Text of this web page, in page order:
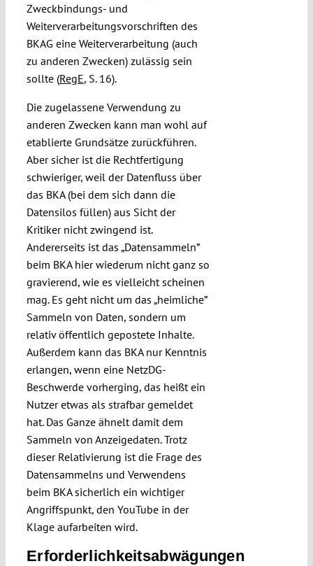
Zweckbindungs- und
Weiterverarbeitungsvorschriften des
BKAG eine Weiterverarbeitung (auch
zu anderen Zwecken) zulässig sein
sollte (RegE, S. 16).
Die zugelassene Verwendung zu
anderen Zwecken kann man wohl auf
etablierte Grundsätze zurückführen.
Aber sicher ist die Rechtfertigung
schwieriger, weil der Datenfluss über
das BKA (bei dem sich dann die
Datensilos füllen) aus Sicht der
Kritiker nicht zwingend ist.
Andererseits ist das „Datensammeln”
beim BKA hier wiederum nicht ganz so
gravierend, wie es vielleicht scheinen
mag. Es geht nicht um das „heimliche”
Sammeln von Daten, sondern um
relativ öffentlich gepostete Inhalte.
Außerdem kann das BKA nur Kenntnis
erlangen, wenn eine NetzDG-
Beschwerde vorherging, das heißt ein
Nutzer etwas als strafbar gemeldet
hat. Das Ganze ähnelt damit dem
Sammeln von Anzeigedaten. Trotz
dieser Relativierung ist die Frage des
Datensammelns und Verwendens
beim BKA sicherlich ein wichtiger
Angriffspunkt, den YouTube in der
Klage aufarbeiten wird.
Erforderlichkeitsabwägungen